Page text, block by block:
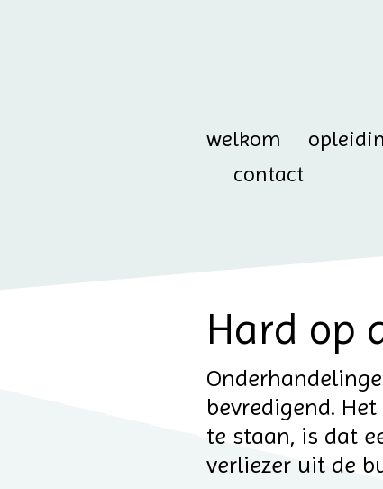
welkom
contact
Hard op
bevredigend.
te staan, is dat
verliezer uit de